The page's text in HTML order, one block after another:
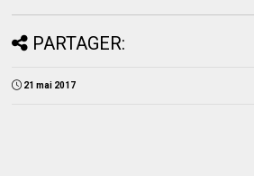
PARTAGER:
21 mai 2017